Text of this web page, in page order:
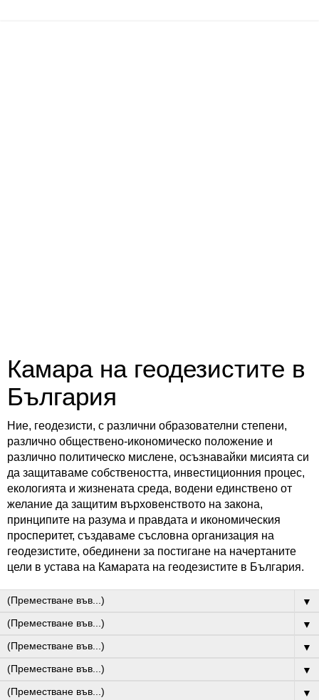
Камара на геодезистите в
България
Ние, геодезисти, с различни образователни степени,
различно обществено-икономическо положение и
различно политическо мислене, осъзнавайки мисията си
да защитаваме собствеността, инвестиционния процес,
екологията и жизнената среда, водени единствено от
желание да защитим върховенството на закона,
принципите на разума и правдата и икономическия
просперитет, създаваме съсловна организация на
геодезистите, обединени за постигане на начертаните
цели в устава на Камарата на геодезистите в България.
▼
▼
▼
▼
▼